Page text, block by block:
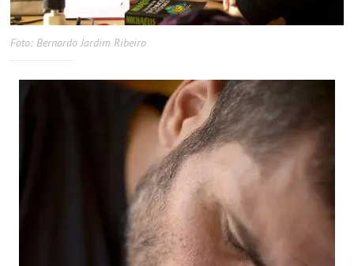
Foto: Bernardo Jardim Ribeiro